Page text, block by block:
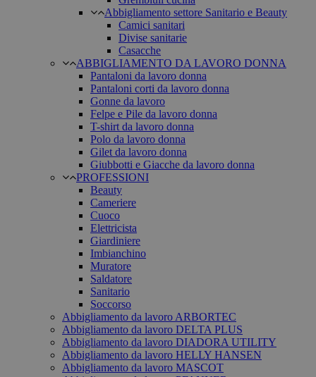
Abbigliamento settore Sanitario e Beauty
Camici sanitari
Divise sanitarie
Casacche
ABBIGLIAMENTO DA LAVORO DONNA
Pantaloni da lavoro donna
Pantaloni corti da lavoro donna
Gonne da lavoro
Felpe e Pile da lavoro donna
T-shirt da lavoro donna
Polo da lavoro donna
Gilet da lavoro donna
Giubbotti e Giacche da lavoro donna
PROFESSIONI
Beauty
Cameriere
Cuoco
Elettricista
Giardiniere
Imbianchino
Muratore
Saldatore
Sanitario
Soccorso
Abbigliamento da lavoro ARBORTEC
Abbigliamento da lavoro DELTA PLUS
Abbigliamento da lavoro DIADORA UTILITY
Abbigliamento da lavoro HELLY HANSEN
Abbigliamento da lavoro MASCOT